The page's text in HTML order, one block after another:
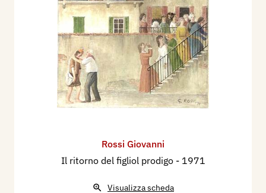
Rossi Giovanni
Il ritorno del figliol prodigo - 1971
Visualizza scheda